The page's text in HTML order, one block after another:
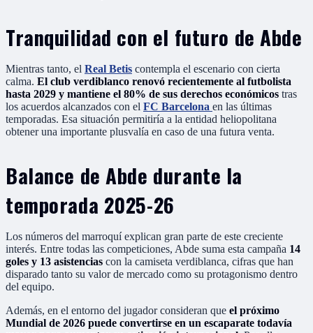
Tranquilidad con el futuro de Abde
Mientras tanto, el Real Betis contempla el escenario con cierta
calma. El club verdiblanco renovó recientemente al futbolista
hasta 2029 y mantiene el 80% de sus derechos económicos tras
los acuerdos alcanzados con el FC Barcelona en las últimas
temporadas. Esa situación permitiría a la entidad heliopolitana
obtener una importante plusvalía en caso de una futura venta.
Balance de Abde durante la
temporada 2025-26
Los números del marroquí explican gran parte de este creciente
interés. Entre todas las competiciones, Abde suma esta campaña 14
goles y 13 asistencias con la camiseta verdiblanca, cifras que han
disparado tanto su valor de mercado como su protagonismo dentro
del equipo.
Además, en el entorno del jugador consideran que el próximo
Mundial de 2026 puede convertirse en un escaparate todavía